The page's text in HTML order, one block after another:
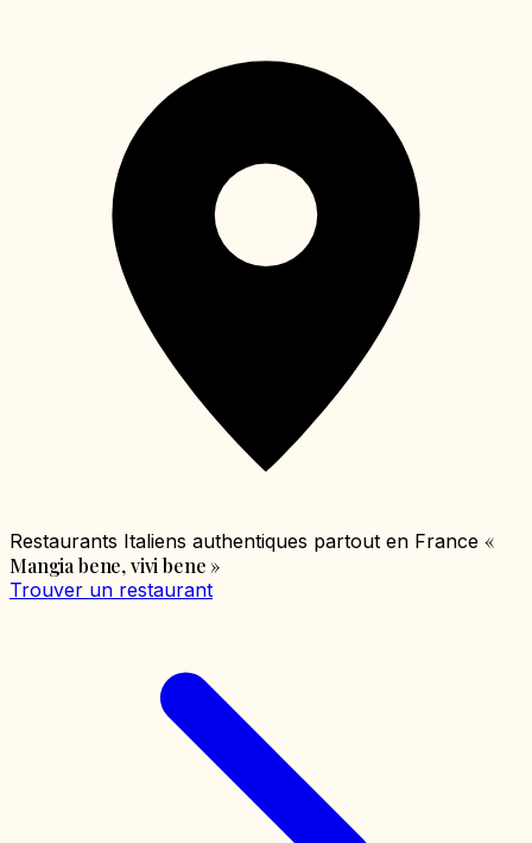
Restaurants Italiens authentiques partout en France «
Mangia bene, vivi bene »
Trouver un restaurant